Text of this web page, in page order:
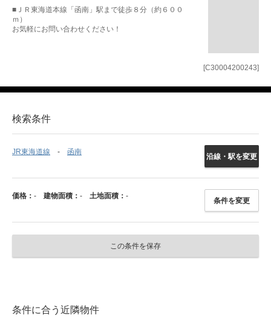
[C30004200243]
■ＪＲ東海道本線「函南」駅まで徒歩８分（約６００
ｍ）
お気軽にお問い合わせください！
検索条件
JR東海道線 函南
沿線・駅を変更
価格： - 建物面積： - 土地面積： -
条件を変更
この条件を保存
条件に合う近隣物件